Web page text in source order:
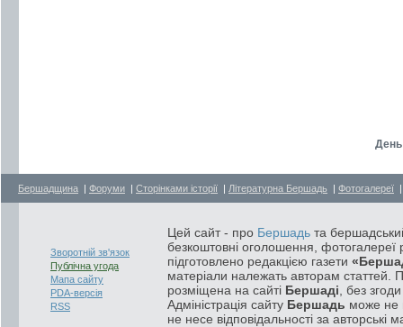
День
Бершадщина | Форуми | Сторінками історії | Літературна Бершадь | Фотогалереї
Зворотній зв'язок
Публічна угода
Мапа сайту
PDA-версія
RSS
Цей сайт - про Бершадь та
безкоштовні оголошення, фотогалереї
підготовлено редакцією газети
матеріали належать авторам статтей.
розміщена на сайті Бершаді , без
Адміністрація сайту Бершадь може не
не несе відповідальності за авторські